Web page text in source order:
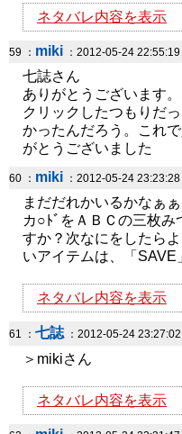
ネタバレ内容を表示
59 ： miki ：2012-05-24 22:55:19
七誌さん
ありがとうございます
クリックしたつもりだ
かったんだろう。これ
がとうございました
60 ： miki ：2012-05-24 23:23:28
まだだれかいるかなぁぁ
カ○ﾄﾞをＡＢＣの三枚
すか？次なにをしたら
いアイテムは、「SAVE
ネタバレ内容を表示
61 ： 七誌：2012-05-24 23:27:02
＞mikiさん
ネタバレ内容を表示